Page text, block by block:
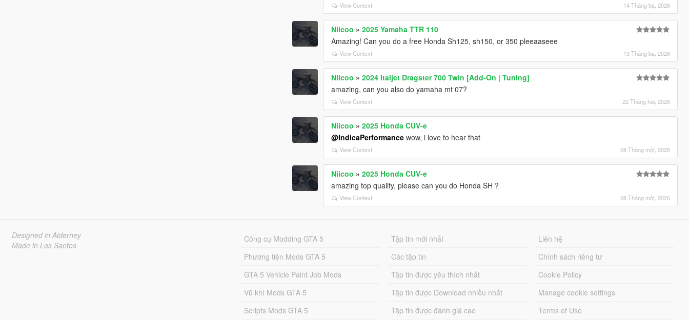
View Context 14 Tháng ba, 2026
Niicoo »2025 Yamaha TTR 110
Amazing! Can you do a free Honda Sh125, sh150, or 350 pleeaaseee
View Context 13 Tháng ba, 2026
Niicoo »2024 Italjet Dragster 700 Twin [Add-On | Tuning]
amazing, can you also do yamaha mt 07?
View Context 22 Tháng hai, 2026
Niicoo »2025 Honda CUV-e
@IndicaPerformance wow, i love to hear that
View Context 08 Tháng một, 2026
Niicoo »2025 Honda CUV-e
amazing top quality, please can you do Honda SH ?
View Context 08 Tháng một, 2026
Designed in Alderney
Made in Los Santos
Công cụ Modding GTA 5
Phương tiện Mods GTA 5
GTA 5 Vehicle Paint Job Mods
Vũ khí Mods GTA 5
Scripts Mods GTA 5
Tập tin mới nhất
Các tập tin
Tập tin được yêu thích nhất
Tập tin được Download nhiều nhất
Tập tin được đánh giá cao
Liên hệ
Chính sách riêng tư
Cookie Policy
Manage cookie settings
Terms of Use